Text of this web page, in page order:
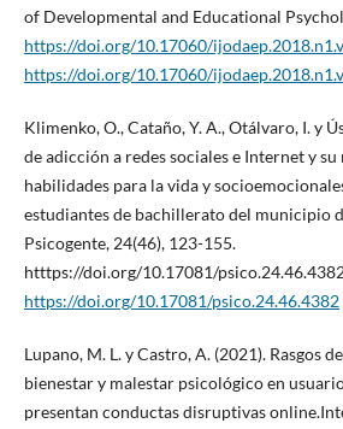
of Developmental and Educational
https://doi.org/10.17060/
https://doi.org/10.17060/
Klimenko, O., Cataño, Y. A., Otálvaro, I. y
de adicción a redes sociales e Internet y
habilidades para la vida y
estudiantes de bachillerato del municipio
Psicogente, 24(46), 123-155.
htttps://doi.org/10.17081/
https://doi.org/10.17081/psico.24.46.4382
Lupano, M. L. y Castro, A. (2021). Rasgos
bienestar y malestar psicológico en
presentan conductas disruptivas